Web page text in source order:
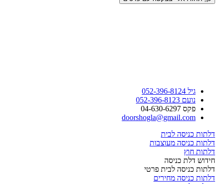
גיל 052-396-8124
נועם 052-396-8123
פקס 04-630-6297
doorshogla@gmail.com
דלתות כניסה לבית
דלתות כניסה מעוצבות
דלתות חוץ
חידוש דלת כניסה
דלתות כניסה לבית פרטי
דלתות כניסה מחירים